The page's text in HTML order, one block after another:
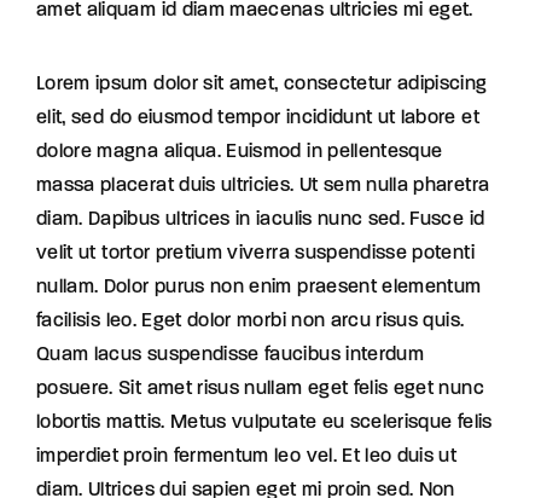
amet aliquam id diam maecenas ultricies mi eget.
Lorem ipsum dolor sit amet, consectetur adipiscing
elit, sed do eiusmod tempor incididunt ut labore et
dolore magna aliqua. Euismod in pellentesque
massa placerat duis ultricies. Ut sem nulla pharetra
diam. Dapibus ultrices in iaculis nunc sed. Fusce id
velit ut tortor pretium viverra suspendisse potenti
nullam. Dolor purus non enim praesent elementum
facilisis leo. Eget dolor morbi non arcu risus quis.
Quam lacus suspendisse faucibus interdum
posuere. Sit amet risus nullam eget felis eget nunc
lobortis mattis. Metus vulputate eu scelerisque felis
imperdiet proin fermentum leo vel. Et leo duis ut
diam. Ultrices dui sapien eget mi proin sed. Non